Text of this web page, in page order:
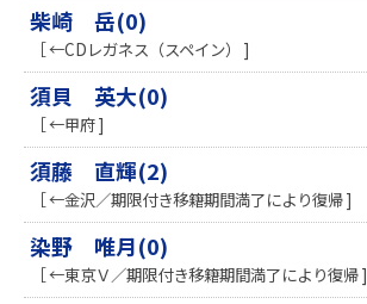
柴崎 岳(0)
［ ←CDレガネス（スペイン） ]
須貝 英大(0)
［ ←甲府 ]
須藤 直輝(2)
［ ←金沢／期限付き移籍期間満了により復帰 ]
染野 唯月(0)
［ ←東京Ｖ／期限付き移籍期間満了により復帰 ]